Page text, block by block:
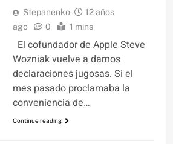
Stepanenko
12 años
ago
0 1 mins
El cofundador de Apple Steve
Wozniak vuelve a darnos
declaraciones jugosas. Si el
mes pasado proclamaba la
conveniencia de…
Continue reading